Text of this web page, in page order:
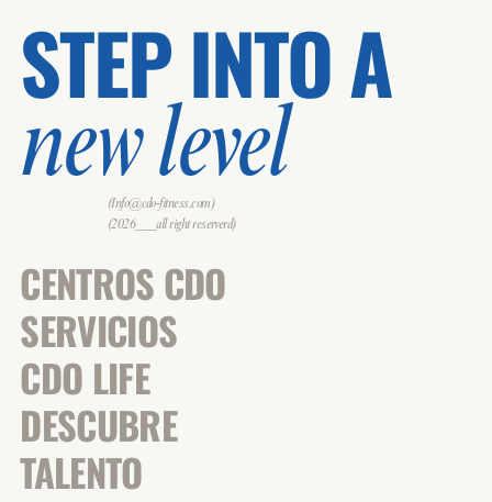
STEP INTO A
new level
(Info@cdo-fitness.com)
(2026___all right reserverd)
CENTROS CDO
SERVICIOS
CDO LIFE
DESCUBRE
TALENTO